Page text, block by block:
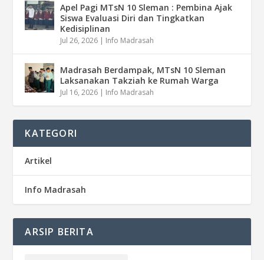
Apel Pagi MTsN 10 Sleman : Pembina Ajak
Siswa Evaluasi Diri dan Tingkatkan
Kedisiplinan
Jul 26, 2026 | Info Madrasah
Madrasah Berdampak, MTsN 10 Sleman
Laksanakan Takziah ke Rumah Warga
Jul 16, 2026 | Info Madrasah
KATEGORI
Artikel
Info Madrasah
ARSIP BERITA